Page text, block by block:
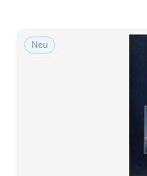
Kostenloser
Neu